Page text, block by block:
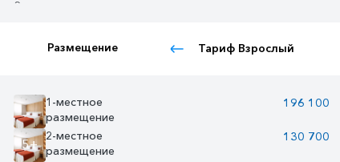
Размещение Тариф Взрослый
1-местное
размещение
196 100
5+
2-местное
размещение
130 700